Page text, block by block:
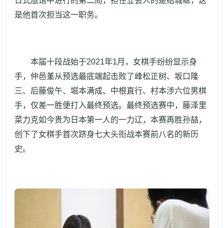
是他首次担当这一职务。
本届十段战始于2021年1月，女棋手纷纷显示身
手，仲邑堇从预选最底端起击败了峰松正树、坂口隆
三、后藤俊午、堀本满成、中根直行、村本涉六位男棋
手，仅差一胜便打入最终预选。最终预选赛中，藤泽里
菜力克如今贵为日本第一人的一力辽，本赛再胜孙喆，
创下了女棋手首次跻身七大头衔战本赛前八名的新历
史。